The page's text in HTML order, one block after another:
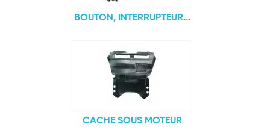
BOUTON, INTERRUPTEUR...
CACHE SOUS MOTEUR